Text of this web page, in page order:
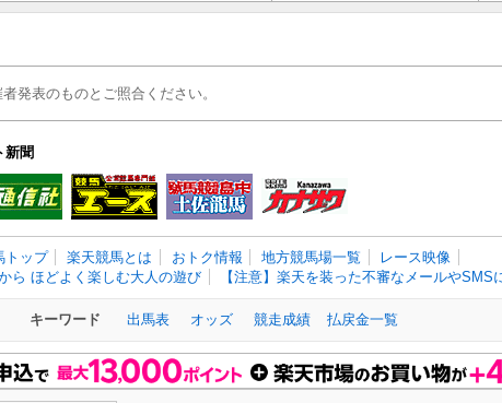
発表のものとご照合ください。
新聞
トップ 楽天競馬とは おトク情報 地方競馬場一覧
レース映像
ら ほどよく楽しむ大人の遊び
【注意】楽天を装った不審なメールやSMS
キーワード 出馬表 オッズ 競走成績 払戻金一覧